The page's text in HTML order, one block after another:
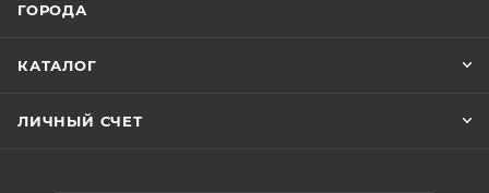
ГОРОДА
КАТАЛОГ
ЛИЧНЫЙ СЧЕТ